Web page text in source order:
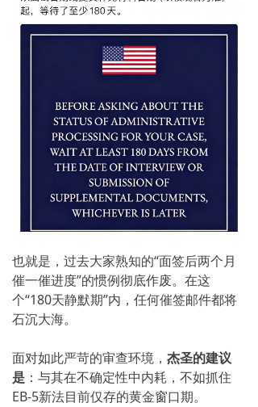
也就是，过去大家熟知的“面签后两个月
催一催进度”的惯例彻底作废。在这
个“180天静默期”内，任何催签邮件都将
石沉大海。
面对如此严苛的审查环境， 杰圣的建议
是 ：与其在不确定性中内耗，不如抓住
EB-5新法目前仅存的黄金窗口期。